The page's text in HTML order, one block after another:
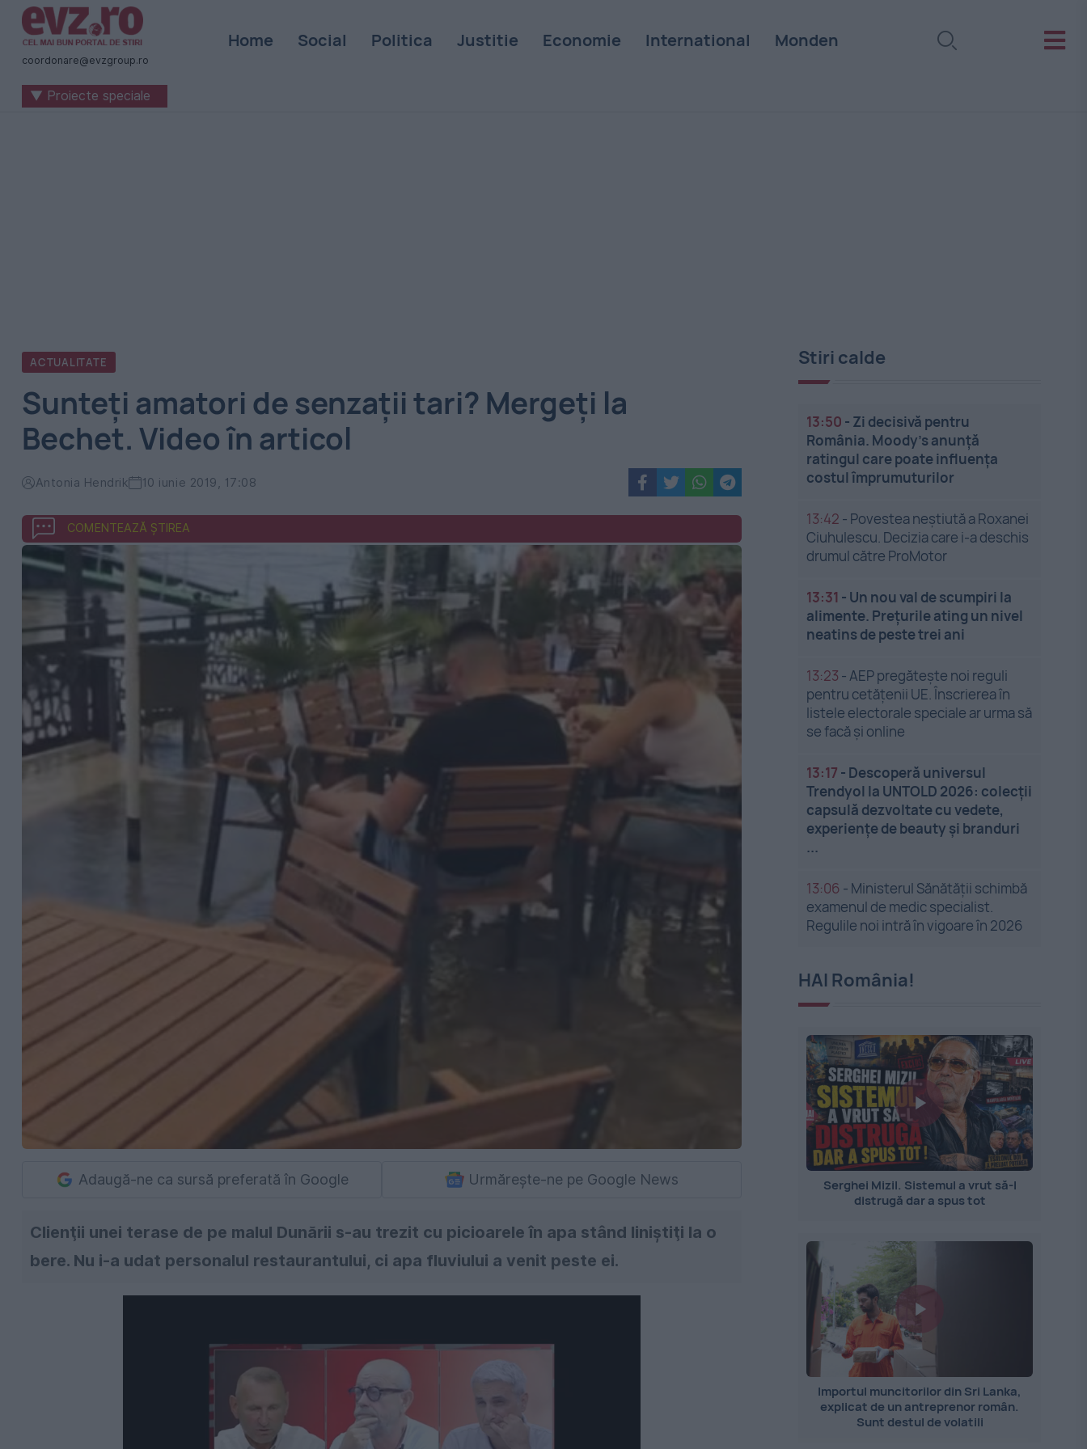
Știri
naționale
internaționale
coordonare@evzgroup.ro
Home Social Politica Justitie Economie International Monden
▼ Proiecte speciale
ACTUALITATE
Sunteţi amatori de senzaţii tari? Mergeţi la
Bechet. Video în articol
Antonia Hendrik 10 iunie 2019, 17:08
COMENTEAZĂ ȘTIREA
Adaugă-ne ca sursă preferată în Google Urmărește-ne pe Google News
Clienţii unei terase de pe malul Dunării s-au trezit cu picioarele în apa stând liniştiţi la o
bere. Nu i-a udat personalul restaurantului, ci apa fluviului a venit peste ei.
Stiri calde
13:50 - Zi decisivă pentru
România. Moody’s anunță
ratingul care poate influența
costul împrumuturilor
13:42 - Povestea neștiută a Roxanei
Ciuhulescu. Decizia care i-a deschis
drumul către ProMotor
13:31 - Un nou val de scumpiri la
alimente. Prețurile ating un nivel
neatins de peste trei ani
13:23 -AEP pregătește noi reguli
pentru cetățenii UE. Înscrierea în
listele electorale speciale ar urma să
se facă și online
13:17 - Descoperă universul
Trendyol la UNTOLD 2026: colecții
capsulă dezvoltate cu vedete,
experiențe de beauty și branduri
...
13:06 - Ministerul Sănătății schimbă
examenul de medic specialist.
Regulile noi intră în vigoare în 2026
HAI România!
Serghei Mizil. Sistemul a vrut să-l
distrugă dar a spus tot
Importul muncitorilor din Sri Lanka,
explicat de un antreprenor român.
Sunt destul de volatili